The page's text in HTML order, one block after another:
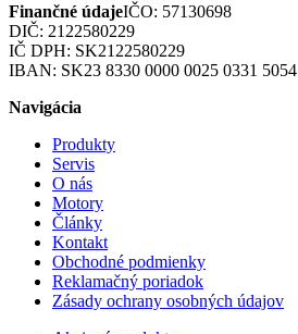
Finančné údajeIČO: 57130698
DIČ: 2122580229
IČ DPH: SK2122580229
IBAN: SK23 8330 0000 0025 0331 5054
Navigácia
Produkty
Servis
O nás
Motory
Články
Kontakt
Obchodné podmienky
Reklamačný poriadok
Zásady ochrany osobných údajov